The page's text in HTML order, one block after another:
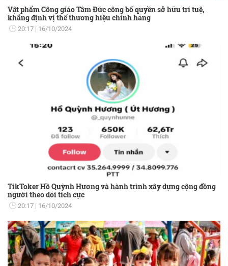
Vật phẩm Công giáo Tâm Đức công bố quyền sở hữu trí tuệ,
khẳng định vị thế thương hiệu chính hãng
20:17 16/10/2024
TikToker Hồ Quỳnh Hương và hành trình xây dựng cộng đồng
người theo dõi tích cực
20:17 16/10/2024